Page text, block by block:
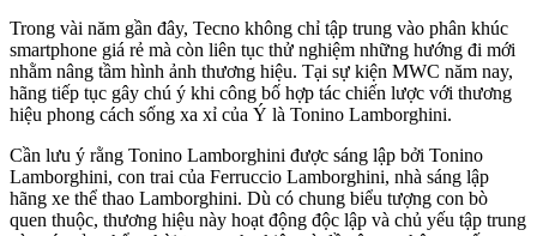
Trong vài năm gần đây, Tecno không chỉ tập trung vào phân khúc
smartphone giá rẻ mà còn liên tục thử nghiệm những hướng đi mới
nhằm nâng tầm hình ảnh thương hiệu. Tại sự kiện MWC năm nay,
hãng tiếp tục gây chú ý khi công bố hợp tác chiến lược với thương
hiệu phong cách sống xa xỉ của Ý là Tonino Lamborghini.
Cần lưu ý rằng Tonino Lamborghini được sáng lập bởi Tonino
Lamborghini, con trai của Ferruccio Lamborghini, nhà sáng lập
hãng xe thể thao Lamborghini. Dù có chung biểu tượng con bò
quen thuộc, thương hiệu này hoạt động độc lập và chủ yếu tập trung